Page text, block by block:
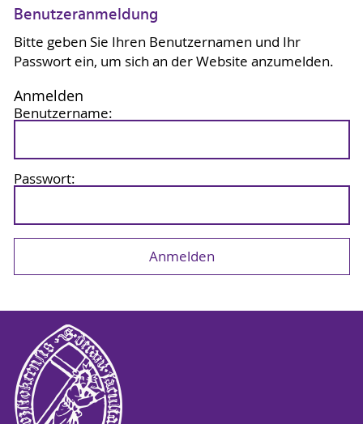
Benutzeranmeldung
Bitte geben Sie Ihren Benutzernamen und Ihr
Passwort ein, um sich an der Website anzumelden.
Anmelden
Benutzername:
Passwort: